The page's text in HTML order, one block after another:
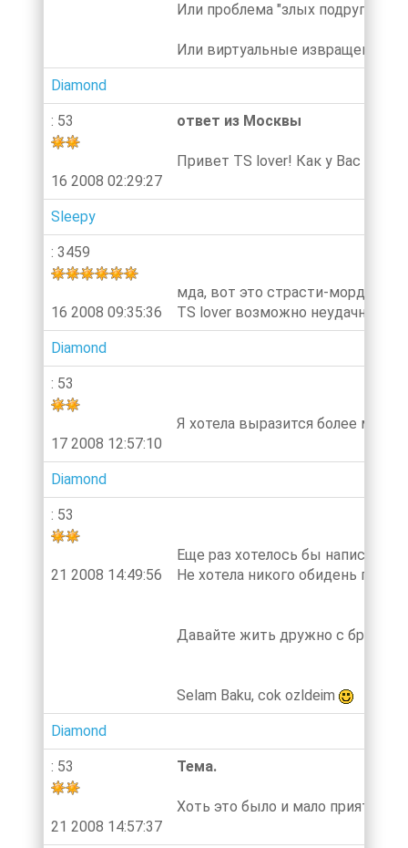
Или проблема "злых подруг",
Или виртуальные извращенцы,
Diamond
: 53
16 2008 02:29:27
ответ из Москвы
Привет TS lover! Как у Вас дела
Sleepy
: 3459
16 2008 09:35:36
мда, вот это страсти-мордасти,
TS lover возможно неудачно
Diamond
: 53
17 2008 12:57:10
Я хотела выразится более
Diamond
: 53
21 2008 14:49:56
Еще раз хотелось бы написать
Не хотела никого обидень
Давайте жить дружно с
Selam Baku, cok ozldeim
Diamond
: 53
21 2008 14:57:37
Тема.
Хоть это было и мало приятное